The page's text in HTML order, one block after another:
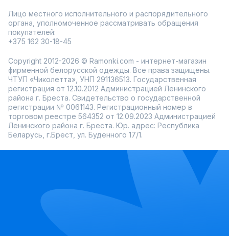
Лицо местного исполнительного и распорядительного
органа, уполномоченное рассматривать обращения
покупателей:
+375 162 30-18-45
Copyright 2012-2026 © Ramonki.com - интернет-магазин
фирменной белорусской одежды. Все права защищены.
ЧТУП «Чиколетта», УНП 291136513. Государственная
регистрация от 12.10.2012 Администрацией Ленинского
района г. Бреста. Свидетельство о государственной
регистрации № 0061143. Регистрационный номер в
торговом реестре 564352 от 12.09.2023 Администрацией
Ленинского района г. Бреста. Юр. адрес: Республика
Беларусь, г.Брест, ул. Буденного 17/1.